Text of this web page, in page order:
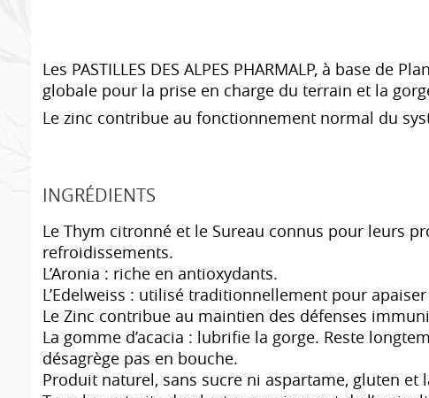
Les PASTILLES DES ALPES PHARMALP, à base de
globale pour la prise en charge du terrain et la
Le zinc contribue au fonctionnement normal du
INGRÉDIENTS
Le Thym citronné et le Sureau connus pour leurs
refroidissements.
L’Aronia : riche en antioxydants.
L’Edelweiss : utilisé traditionnellement pour
Le Zinc contribue au maintien des défenses
La gomme d’acacia : lubrifie la gorge. Reste
désagrège pas en bouche.
Produit naturel, sans sucre ni aspartame, gluten et